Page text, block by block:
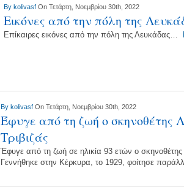
By kolivasf On Τετάρτη, Νοεμβρίου 30th, 2022
Εικόνες από την πόλη της
Επίκαιρες εικόνες από την πόλη της Λευκάδας…
By kolivasf On Τετάρτη, Νοεμβρίου 30th, 2022
Έφυγε από τη ζωή ο σκηνοθέτης
Τριβιζάς
Έφυγε από τη ζωή σε ηλικία 93 ετών ο σκηνοθέτης
Γεννήθηκε στην Κέρκυρα, το 1929, φοίτησε